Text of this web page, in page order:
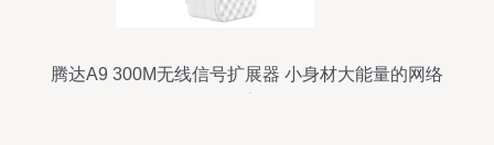
腾达A9 300M无线信号扩展器 小身材大能量的网络